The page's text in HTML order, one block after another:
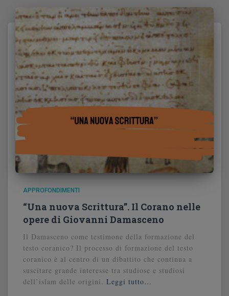
APPROFONDIMENTI
“Una nuova Scrittura”. Il Corano nelle
opere di Giovanni Damasceno
Il Damasceno come testimone della formazione del
testo coranico? Il processo di formazione del testo
coranico è al centro di un dibattito che continua a
suscitare grande interesse tra studiose e studiosi
dell’islam delle origini.
Leggi tutto…